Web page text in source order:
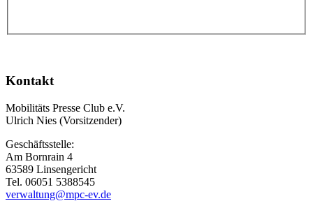
Kontakt
Mobilitäts Presse Club e.V.
Ulrich Nies (Vorsitzender)
Geschäftsstelle:
Am Bornrain 4
63589 Linsengericht
Tel. 06051 5388545
verwaltung@mpc-ev.de